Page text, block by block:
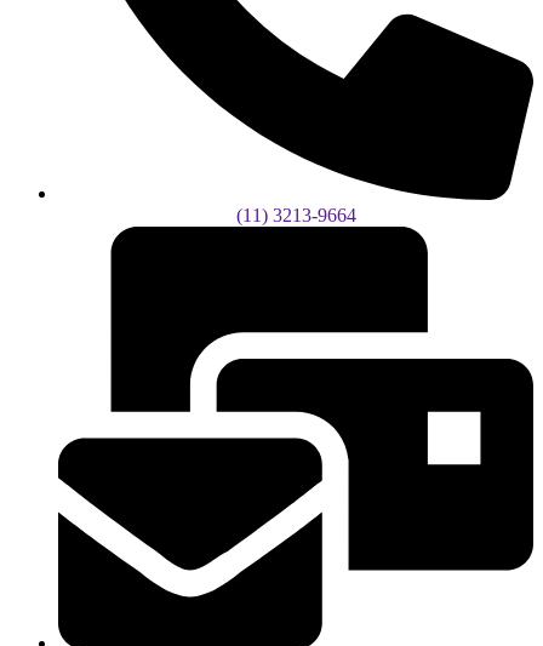
(11) 3213-9664